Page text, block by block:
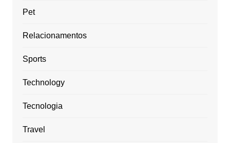
Pet
Relacionamentos
Sports
Technology
Tecnologia
Travel